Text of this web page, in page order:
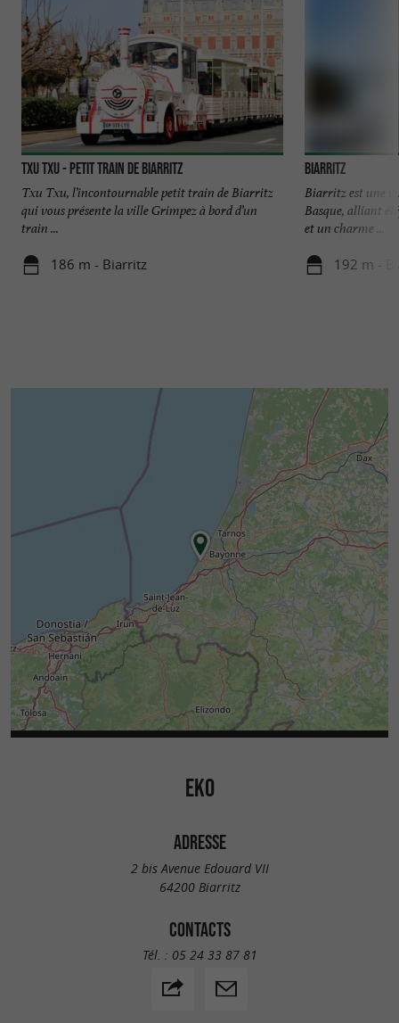
TXU TXU - Petit Train de Biarritz
Txu Txu, l’incontournable petit train de Biarritz
qui vous présente la ville Grimpez à bord d’un
train ...
186 m - Biarritz
Biarritz
Biarritz est une
Basque, alliant
et un charme ...
192 m -
EKO
ADRESSE
2 bis Avenue Edouard VII
64200 Biarritz
CONTACTS
Tél. : 05 24 33 87 81